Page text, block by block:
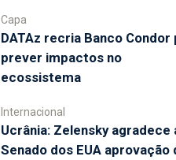
Capa
DATAz recria Banco Condor
prever impactos no
ecossistema
Internacional
Ucrânia: Zelensky agradece
Senado dos EUA aprovação